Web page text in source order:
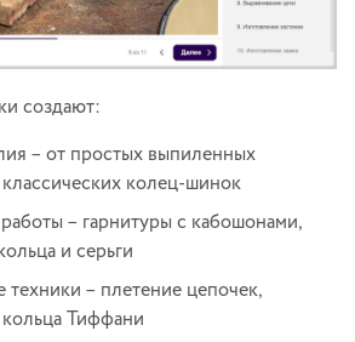
создают:
– от простых выпиленных
колец-шинок
– гарнитуры с кабошонами,
и серьги
– плетение цепочек,
Тиффани